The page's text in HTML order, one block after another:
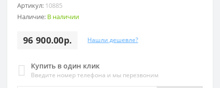
Артикул: 10885
Наличие: В наличии
96 900.00р. Нашли дешевле?
Купить в один клик
Введите номер телефона и мы перезвоним